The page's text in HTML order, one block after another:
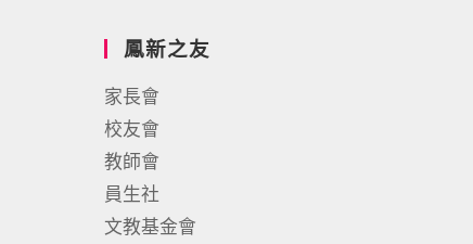
鳳新之友
家長會
校友會
教師會
員生社
文教基金會